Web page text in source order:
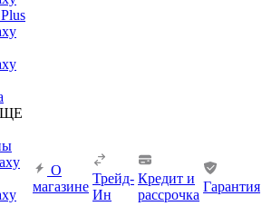
О
магазине
Трейд-
Ин
Кредит и
рассрочка
Гарантия